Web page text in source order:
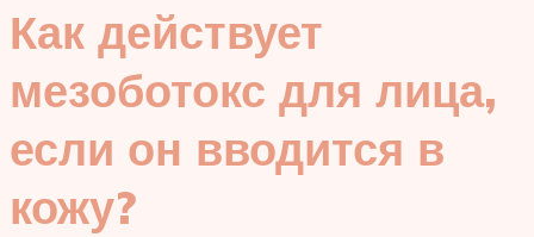
Как действует
мезоботокс для лица,
если он вводится в
кожу?